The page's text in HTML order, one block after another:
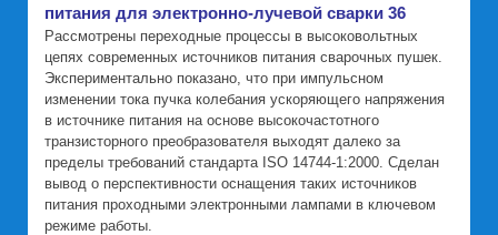
питания для электронно-лучевой сварки 36
Рассмотрены переходные процессы в высоковольтных
цепях современных источников питания сварочных пушек.
Экспериментально показано, что при импульсном
изменении тока пучка колебания ускоряющего напряжения
в источнике питания на основе высокочастотного
транзисторного преобразователя выходят далеко за
пределы требований стандарта ISO 14744-1:2000. Сделан
вывод о перспективности оснащения таких источников
питания проходными электронными лампами в ключевом
режиме работы.